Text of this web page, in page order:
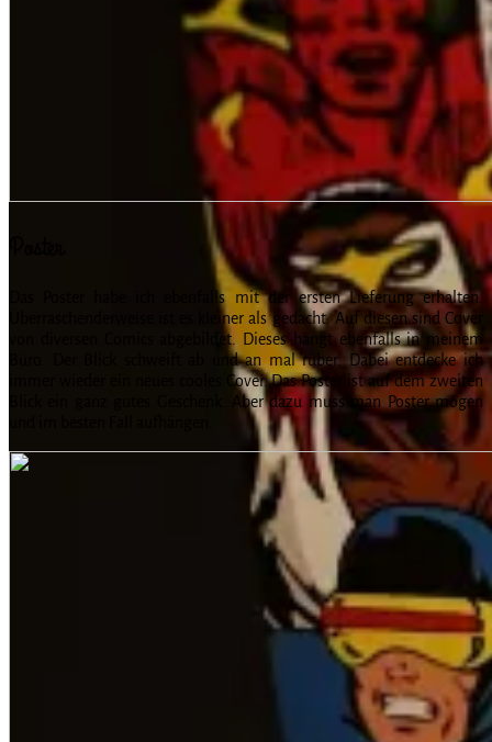
Das Poster habe ich ebenfalls mit der ersten Lieferung erhalten.
Überraschenderweise ist es kleiner als gedacht. Auf diesen sind Cover
von diversen Comics abgebildet. Dieses hängt ebenfalls in meinem
Büro. Der Blick schweift ab und an mal rüber. Dabei entdecke ich
immer wieder ein neues cooles Cover. Das Poster ist auf dem zweiten
Blick ein ganz gutes Geschenk. Aber dazu muss man Poster mögen